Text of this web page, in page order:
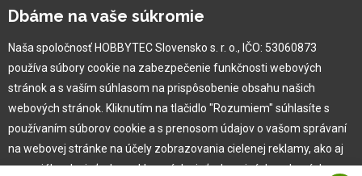
Kariéra
Pre zákazníka
Garancia najlepšej ceny
Užívateľský manuál
Obchodné podmienky
Zákazník & partner
Dbáme na vaše súkromie
Naša spoločnosť HOBBYTEC Slovensko s. r. o., IČO: 53060873
používa súbory cookie na zabezpečenie funkčnosti webových
stránok a s vaším súhlasom na prispôsobenie obsahu našich
webových stránok. Kliknutím na tlačidlo "Rozumiem" súhlasíte s
používaním súborov cookie a s prenosom údajov o vašom správaní
na webovej stránke na účely zobrazovania cielenej reklamy, ako aj
na sociálnych sieťach a reklamných sieťach na iných webových